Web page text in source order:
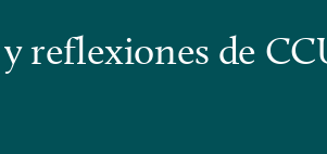
reflexiones de